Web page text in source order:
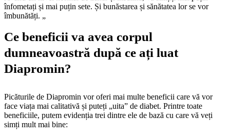
înfometați și mai puțin sete. Și bunăstarea și sănătatea lor se vor
îmbunătăți. „
Ce beneficii va avea corpul
dumneavoastră după ce ați luat
Diapromin?
Picăturile de Diapromin vor oferi mai multe beneficii care vă vor
face viața mai calitativă și puteți „uita” de diabet. Printre toate
beneficiile, putem evidenția trei dintre ele de bază cu care vă veți
simți mult mai bine: